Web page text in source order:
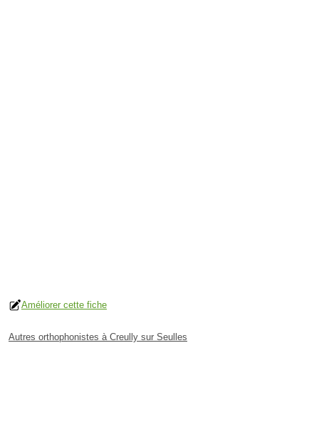
Améliorer cette fiche
Autres orthophonistes à Creully sur Seulles